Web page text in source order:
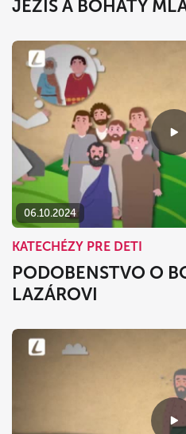
JEŽIŠ A BOHATÝ
06.10.2024
KATECHÉZY PRE DETI
PODOBENSTVO O
LAZÁROVI